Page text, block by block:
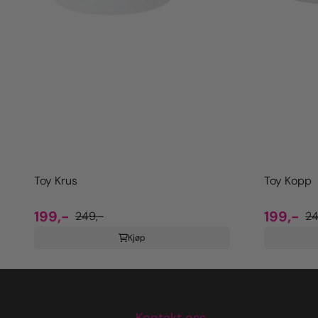
Toy Krus
199,- 249,-
Kjøp
Toy Kopp
199,-